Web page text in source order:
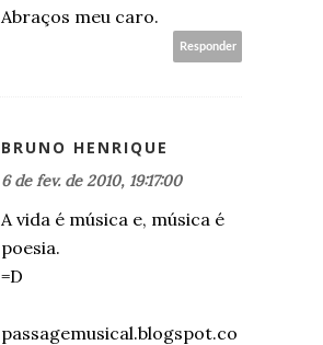
Abraços meu caro.
Responder
BRUNO HENRIQUE
6 de fev. de 2010, 19:17:00
A vida é música e, música é
poesia.
=D
passagemusical.blogspot.co